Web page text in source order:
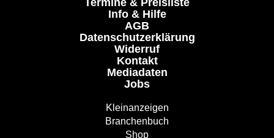
Termine & Preisliste
Info & Hilfe
AGB
Datenschutzerklärung
Widerruf
Kontakt
Mediadaten
Jobs
Kleinanzeigen
Branchenbuch
Shop